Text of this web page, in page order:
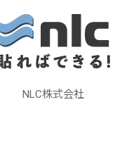
NLC株式会社